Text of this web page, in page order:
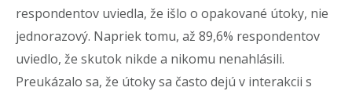
respondentov uviedla, že išlo o opakované útoky, nie
jednorazový. Napriek tomu, až 89,6% respondentov
uviedlo, že skutok nikde a nikomu nenahlásili.
Preukázalo sa, že útoky sa často dejú v interakcii s